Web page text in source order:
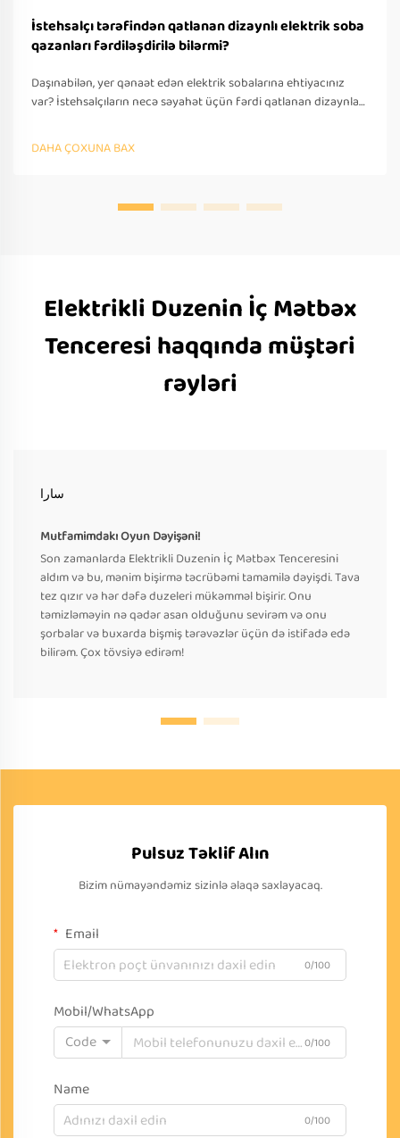
İstehsalçı tərəfindən qatlanan dizaynlı elektrik soba
qazanları fərdiləşdirilə bilərmi?
Daşınabilən, yer qənaət edən elektrik sobalarına ehtiyacınız
var? İstehsalçıların necə səyahət üçün fərdi qatlanan dizaynlar
prototipləşdirmə və beynəlxalq tələblərə uyğunluq. Bu gün
təklif soruşun.
DAHA ÇOXUNA BAX
Elektrikli Duzenin İç Mətbəx
Tenceresi haqqında müştəri
rəyləri
سارا
Mutfamimdakı Oyun Dəyişəni!
Son zamanlarda Elektrikli Duzenin İç Mətbəx Tenceresini
aldım və bu, mənim bişirmə təcrübəmi tamamilə dəyişdi. Tava
tez qızır və hər dəfə duzeleri mükəmməl bişirir. Onu
təmizləməyin nə qədər asan olduğunu sevirəm və onu
şorbalar və buxarda bişmiş tərəvəzlər üçün də istifadə edə
bilirəm. Çox tövsiyə edirəm!
Pulsuz Təklif Alın
Bizim nümayəndəmiz sizinlə əlaqə saxlayacaq.
Email
0/100
Mobil/WhatsApp
Code
0/100
Name
0/100